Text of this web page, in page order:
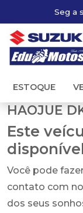
Seg a
ESTOQUE
HAOJUE
Este
Você pode
contato com
dos seus